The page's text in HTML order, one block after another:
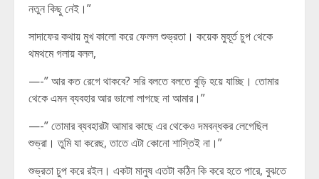
নতুন কিছু নেই।”
সাদাফের কথায় মুখ কালো করে ফেলল শুভ্রতা। কয়েক মুহূর্ত চুপ থেকে
থমথমে গলায় বলল,
—-” আর কত রেগে থাকবে? সরি বলতে বলতে বুড়ি হয়ে যাচ্ছি। তোমার
থেকে এমন ব্যবহার আর ভালো লাগছে না আমার।”
—-” তোমার ব্যবহারটা আমার কাছে এর থেকেও দমবন্ধকর লেগেছিল
শুভ্রা। তুমি যা করেছ, তাতে এটা কোনো শাস্তিই না।”
শুভ্রতা চুপ করে রইল। একটা মানুষ এতটা কঠিন কি করে হতে পারে, বুঝতে